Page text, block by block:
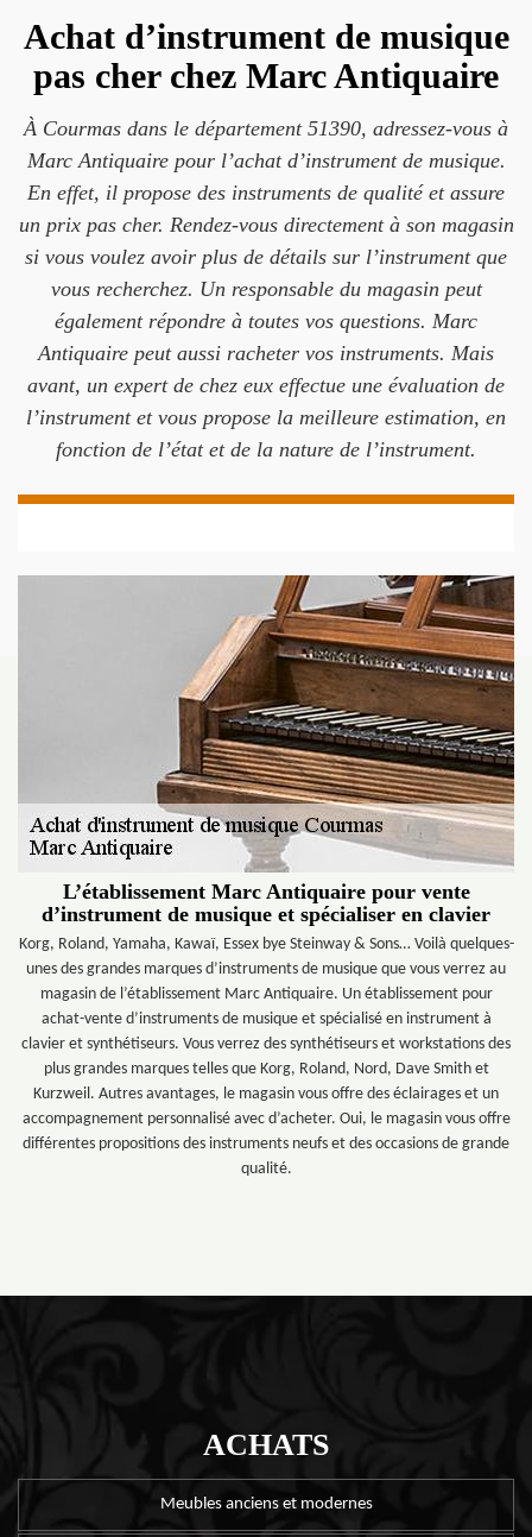
Achat d’instrument de musique
pas cher chez Marc Antiquaire
À Courmas dans le département 51390, adressez-vous à
Marc Antiquaire pour l’achat d’instrument de musique.
En effet, il propose des instruments de qualité et assure
un prix pas cher. Rendez-vous directement à son magasin
si vous voulez avoir plus de détails sur l’instrument que
vous recherchez. Un responsable du magasin peut
également répondre à toutes vos questions. Marc
Antiquaire peut aussi racheter vos instruments. Mais
avant, un expert de chez eux effectue une évaluation de
l’instrument et vous propose la meilleure estimation, en
fonction de l’état et de la nature de l’instrument.
L’établissement Marc Antiquaire pour vente
d’instrument de musique et spécialiser en clavier
Korg, Roland, Yamaha, Kawaï, Essex bye Steinway & Sons… Voilà quelques-
unes des grandes marques d’instruments de musique que vous verrez au
magasin de l’établissement Marc Antiquaire. Un établissement pour
achat-vente d’instruments de musique et spécialisé en instrument à
clavier et synthétiseurs. Vous verrez des synthétiseurs et workstations des
plus grandes marques telles que Korg, Roland, Nord, Dave Smith et
Kurzweil. Autres avantages, le magasin vous offre des éclairages et un
accompagnement personnalisé avec d’acheter. Oui, le magasin vous offre
différentes propositions des instruments neufs et des occasions de grande
qualité.
ACHATS
Meubles anciens et modernes